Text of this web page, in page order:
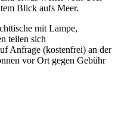
Blick aufs Meer.
mit Lampe,
teilen sich
Anfrage (kostenfrei) an der
vor Ort gegen Gebühr